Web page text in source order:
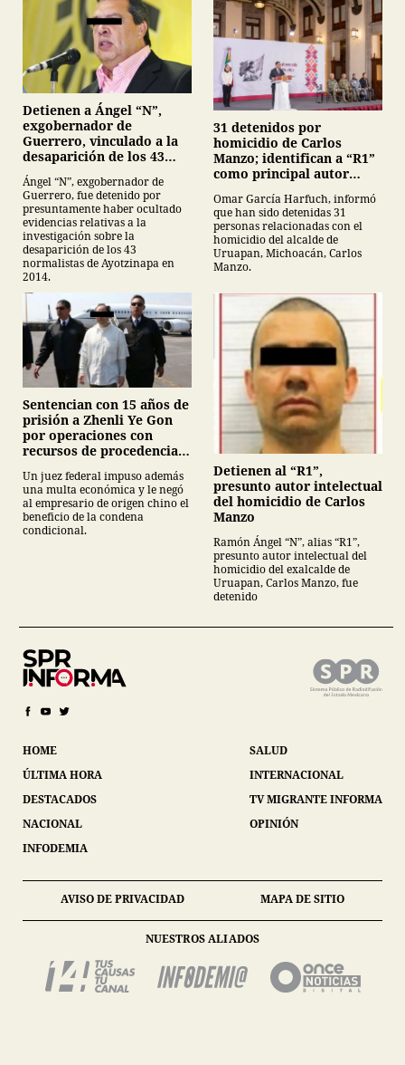
Detienen a Ángel “N”,
exgobernador de
Guerrero, vinculado a la
desaparición de los 43
normalistas de
Ayotzinapa
Ángel “N”, exgobernador de
Guerrero, fue detenido por
presuntamente haber ocultado
evidencias relativas a la
investigación sobre la
desaparición de los 43
normalistas de Ayotzinapa en
2014.
31 detenidos por
homicidio de Carlos
Manzo; identifican a “R1”
como principal autor
Omar García Harfuch, informó
que han sido detenidas 31
personas relacionadas con el
homicidio del alcalde de
Uruapan, Michoacán, Carlos
Manzo.
Sentencian con 15 años de
prisión a Zhenli Ye Gon
por operaciones con
recursos de procedencia
Un juez federal impuso además
una multa económica y le negó
al empresario de origen chino el
beneficio de la condena
condicional.
Detienen al “R1”,
presunto autor intelectual
del homicidio de Carlos
Manzo
Ramón Ángel “N”, alias “R1”,
presunto autor intelectual del
homicidio del exalcalde de
Uruapan, Carlos Manzo, fue
detenido
HOME
ÚLTIMA HORA
DESTACADOS
NACIONAL
INFODEMIA
SALUD
INTERNACIONAL
TV MIGRANTE INFORMA
OPINIÓN
AVISO DE PRIVACIDAD MAPA DE SITIO
NUESTROS ALIADOS